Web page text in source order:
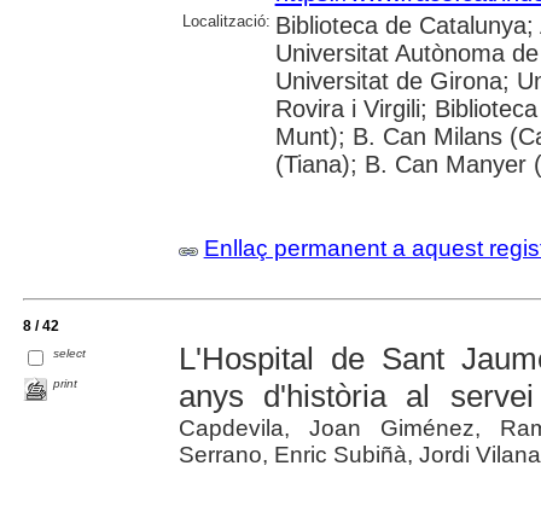
Localització: Biblioteca de
Universitat Autònoma
Universitat de Girona;
Rovira i Virgili;
Munt); B. Can Milans
(Tiana); B. Can Manyer
Enllaç permanent a aquest
8 / 42
select
print
L'Hospital de Sant
anys d'història al
Capdevila, Joan Giménez,
Serrano, Enric Subiñà, Jordi Vilana